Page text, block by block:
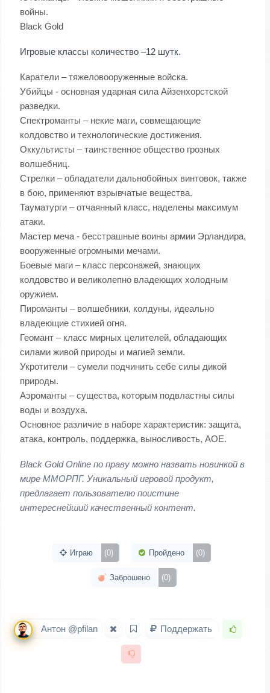
войны.
Black Gold
Игровые классы количество –12 шутк.
Каратели – тяжеловооруженные войска.
Убийцы - основная ударная сила Айзенхорстской
разведки.
Спектроманты – некие маги, совмещающие
колдовство и технологические достижения.
Оккультисты – таинственное общество грозных
волшебниц.
Стрелки – обладатели дальнобойных винтовок, также
в бою, применяют взрывчатые вещества.
Тауматурги – отчаянный класс, наделены максимум
атаки.
Мастер меча - бесстрашные воины армии Эрландира,
вооруженные огромными мечами.
Боевые маги – класс персонажей, знающих
колдовство и великолепно владеющих холодным
оружием.
Пироманты – волшебники, колдуны, идеально
владеющие стихией огня.
Геомант – класс мирных целителей, обладающих
силами живой природы и магией земли.
Укротители – сумели подчинить себе силы дикой
природы.
Аэроманты – существа, которым подвластны силы
воды и воздуха.
Основное различие в наборе характеристик: защита,
атака, контроль, поддержка, выносливость, АОЕ.
Black Gold Online по праву можно назвать новинкой в
мире ММОРПГ. Уникальный игровой продукт,
предлагает пользователю поистине
интереснейший качественный контент.
Играю (0) Пройдено (0)
Заброшено (0)
Антон @pfilan Поддержать